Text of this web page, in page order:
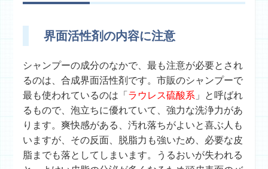
界面活性剤の内容に注意
シャンプーの成分のなかで、最も注意が必要とされ
るのは、合成界面活性剤です。市販のシャンプーで
最も使われているのは「 ラウレス硫酸系 」と呼ばれ
るもので、泡立ちに優れていて、強力な洗浄力があ
ります。爽快感がある、汚れ落ちがよいと喜ぶ人も
いますが、その反面、脱脂力も強いため、必要な皮
脂までも落としてしまいます。うるおいが失われる